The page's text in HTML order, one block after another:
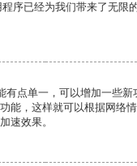
序已经为我们带来了无限
有点单一，可以增加一些新
能，这样就可以根据网络
速效果。